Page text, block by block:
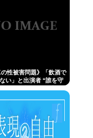
った」
な声上がる 消費税率
れる”外食離れ”
の性被害問題》「飲酒で
い」と出演者 “誰を守